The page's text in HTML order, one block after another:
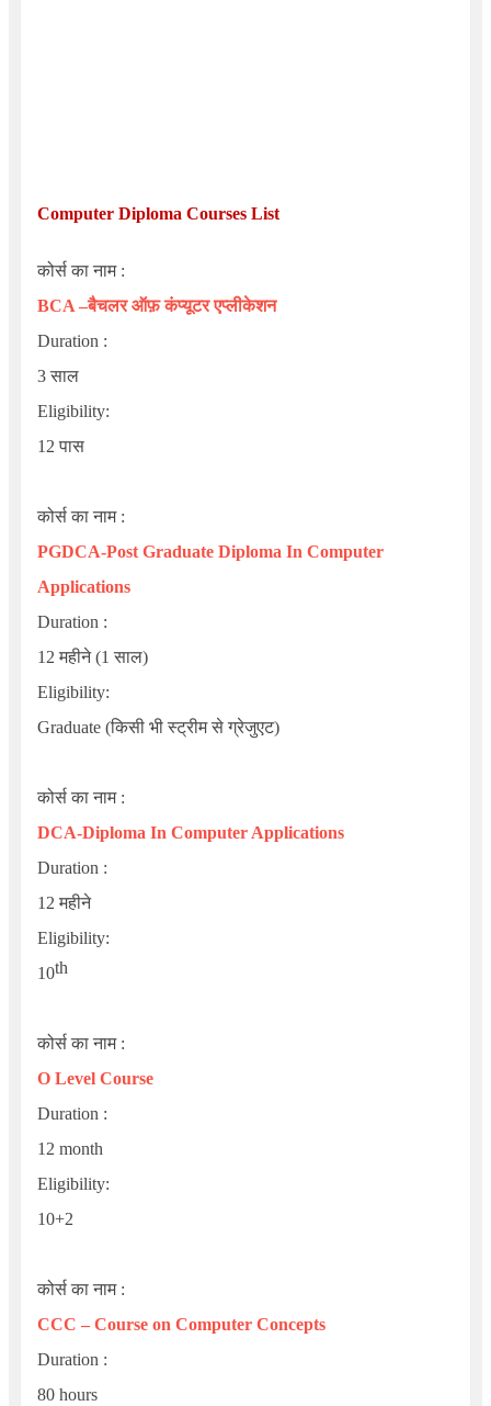
Computer Diploma Courses List
कोर्स का नाम :
BCA –बैचलर ऑफ़ कंप्यूटर एप्लीकेशन
Duration :
3 साल
Eligibility:
12 पास
कोर्स का नाम :
PGDCA-Post Graduate Diploma In Computer
Applications
Duration :
12 महीने (1 साल)
Eligibility:
Graduate(किसी भी स्ट्रीम से ग्रेजुएट)
कोर्स का नाम :
DCA-Diploma In Computer Applications
Duration :
12 महीने
Eligibility:
10th
कोर्स का नाम :
O Level Course
Duration :
12 month
Eligibility:
10+2
कोर्स का नाम :
CCC – Course on Computer Concepts
Duration :
80 hours